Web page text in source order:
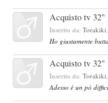
Acquisto tv 32"
Inserito da: Torakiki,
Ho giustamente
Acquisto tv 32"
Inserito da: Torakiki,
Adesso è un pò